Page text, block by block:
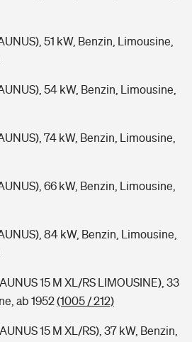
51 kW, Benzin, Limousine,
54 kW, Benzin, Limousine,
74 kW, Benzin, Limousine,
66 kW, Benzin, Limousine,
84 kW, Benzin, Limousine,
15 M XL/RS LIMOUSINE), 33
ab 1952(1005 / 212)
15 M XL/RS), 37 kW, Benzin,